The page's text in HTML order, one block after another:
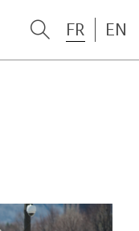
FR EN